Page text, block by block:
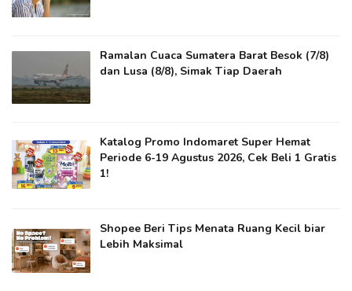
Ramalan Cuaca Sumatera Barat Besok (7/8)
dan Lusa (8/8), Simak Tiap Daerah
Katalog Promo Indomaret Super Hemat
Periode 6-19 Agustus 2026, Cek Beli 1 Gratis
1!
Shopee Beri Tips Menata Ruang Kecil biar
Lebih Maksimal